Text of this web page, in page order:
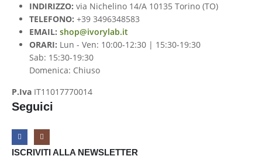
INDIRIZZO: via Nichelino 14/A 10135 Torino (TO)
TELEFONO: +39 3496348583
EMAIL: shop@ivorylab.it
ORARI: Lun - Ven: 10:00-12:30 | 15:30-19:30
Sab: 15:30-19:30
Domenica: Chiuso
P.Iva IT11017770014
Seguici
ISCRIVITI ALLA NEWSLETTER